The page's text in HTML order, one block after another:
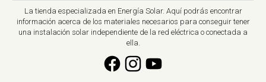
La tienda especializada en Energía Solar. Aquí podrás encontrar
información acerca de los materiales necesarios para conseguir tener
una instalación solar independiente de la red eléctrica o conectada a
ella.